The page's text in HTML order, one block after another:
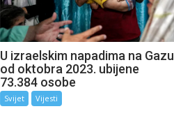
U izraelskim napadima na Gazu
od oktobra 2023. ubijene
73.384 osobe
Svijet Vijesti